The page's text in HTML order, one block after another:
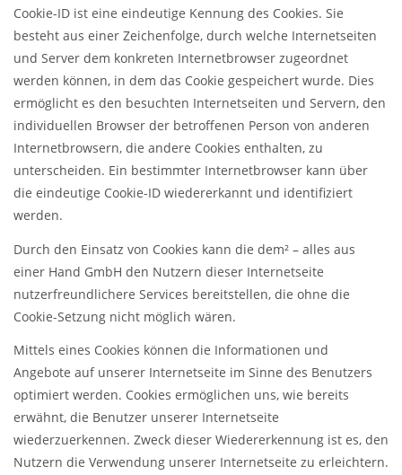
Cookie-ID ist eine eindeutige Kennung des Cookies. Sie
besteht aus einer Zeichenfolge, durch welche Internetseiten
und Server dem konkreten Internetbrowser zugeordnet
werden können, in dem das Cookie gespeichert wurde. Dies
ermöglicht es den besuchten Internetseiten und Servern, den
individuellen Browser der betroffenen Person von anderen
Internetbrowsern, die andere Cookies enthalten, zu
unterscheiden. Ein bestimmter Internetbrowser kann über
die eindeutige Cookie-ID wiedererkannt und identifiziert
werden.
Durch den Einsatz von Cookies kann die dem² – alles aus
einer Hand GmbH den Nutzern dieser Internetseite
nutzerfreundlichere Services bereitstellen, die ohne die
Cookie-Setzung nicht möglich wären.
Mittels eines Cookies können die Informationen und
Angebote auf unserer Internetseite im Sinne des Benutzers
optimiert werden. Cookies ermöglichen uns, wie bereits
erwähnt, die Benutzer unserer Internetseite
wiederzuerkennen. Zweck dieser Wiedererkennung ist es, den
Nutzern die Verwendung unserer Internetseite zu erleichtern.